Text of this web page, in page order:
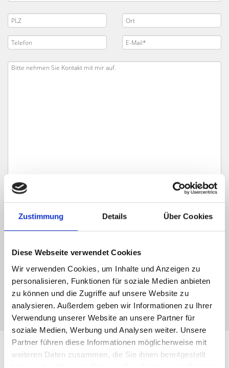
Zustimmung Details Über Cookies
Diese Webseite verwendet Cookies
Wir verwenden Cookies, um Inhalte und Anzeigen zu
personalisieren, Funktionen für soziale Medien anbieten
zu können und die Zugriffe auf unsere Website zu
analysieren. Außerdem geben wir Informationen zu Ihrer
Verwendung unserer Website an unsere Partner für
soziale Medien, Werbung und Analysen weiter. Unsere
Partner führen diese Informationen möglicherweise mit
weiteren Daten zusammen, die Sie ihnen bereitgestellt
Ich habe dieDatenschutzerklärungzur Kenntnis genommen. Ich stimme
zu, dass meine Angaben und Daten zur Beantwortung meiner Anfrage
an info@hegerich-immobilien.de widerrufen. *
* Pflichtfelder
Leistungen für Immobilien-